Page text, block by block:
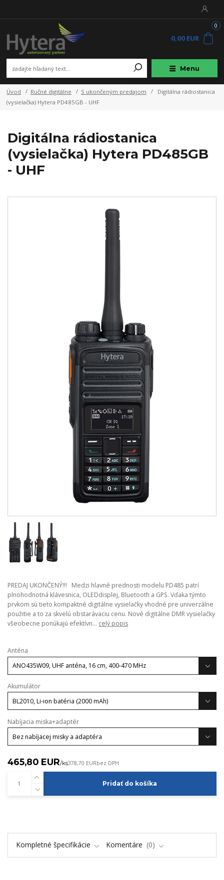
Menu
0
0,00 EUR
Úvod Ručné digitálne S ukončeným predajom
Digitálna rádiostanica
(vysielačka) Hytera PD485GB - UHF
Digitálna rádiostanica
(vysielačka) Hytera PD485GB
- UHF
PREDAJ UKONČENÝ!!! Medzi hlavné prednosti modelu PD485 patrí
plnohodnotná klávesnica, OLEDdisplej, Bluetooth a GPS. Vďaka týmto
prvkom sú tieto kompaktné digitálne vysielačky vhodné pre univerzálne
použitie a to za skvelú obstarávaciu cenu. Nové digitálne DMR vysielačky
všeobecne ponúkajú efektívn... celý popis
Anténa
Akumulátor
Nabíjacia miska+adaptér
465,80 EUR/ks378,70 EURbez DPH
Pridať do košíka
Kompletné špecifikácie Komentáre 0